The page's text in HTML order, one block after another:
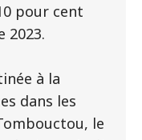
pour cent
2023.
à la
dans les
le